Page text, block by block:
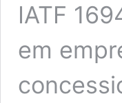
IATF
em